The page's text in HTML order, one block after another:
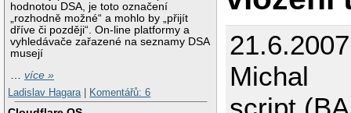
hodnotou DSA, je toto označení
„rozhodně možné“ a mohlo by „přijít
dříve či později“. On-line platformy a
vyhledávače zařazené na seznamy DSA
musejí
…více »
Ladislav Hagara
Komentářů: 6
Michal